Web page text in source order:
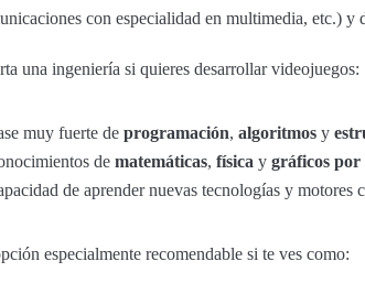
con especialidad en multimedia, etc.) y
una ingeniería si quieres desarrollar videojuegos:
muy fuerte de programación, algoritmos y
de matemáticas, física y gráficos
de aprender nuevas tecnologías y motores
especialmente recomendable si te ves como: